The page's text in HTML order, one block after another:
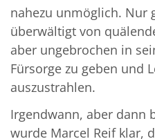
nahezu unmöglich. Nur
überwältigt von
aber ungebrochen in
Fürsorge zu geben und
auszustrahlen.
Irgendwann, aber dann
wurde Marcel Reif klar,